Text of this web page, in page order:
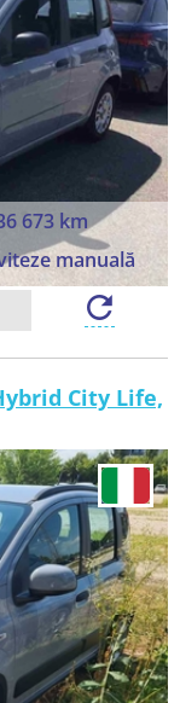
673 km
manuală
City Life,